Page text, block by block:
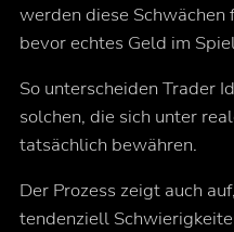
werden diese Schwächen
bevor echtes Geld im
So unterscheiden Trader
solchen, die sich unter
tatsächlich bewähren.
Der Prozess zeigt auch
tendenziell